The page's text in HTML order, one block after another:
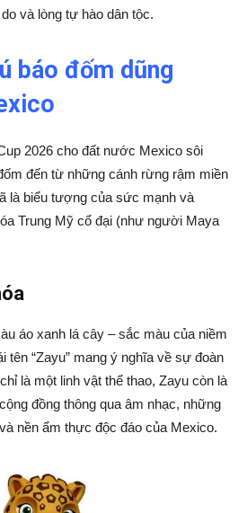
và lòng tự hào dân tộc.
báo đốm dũng
2026 cho đất nước Mexico sôi
đến từ những cánh rừng rậm miền
là biểu tượng của sức mạnh và
Trung Mỹ cổ đại (như người Maya
áo xanh lá cây – sắc màu của niềm
tên “Zayu” mang ý nghĩa về sự đoàn
là một linh vật thể thao, Zayu còn là
đồng thông qua âm nhạc, những
nền ẩm thực độc đáo của Mexico.